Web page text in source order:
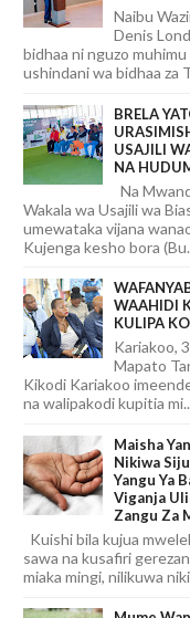
Naibu
Denis
bidhaa ni nguzo
ushindani wa bidhaa za
BRELA
USAJILI
NA
Na
Wakala wa Usajili wa
umewataka vijana
Kujenga kesho bora
WAAHIDI
KULIPA
Kariakoo,
Mapato
Kikodi Kariakoo
na walipakodi kupitia
Maisha
Nikiwa
Yangu Ya
Viganja
Zangu Za
Kuishi bila kujua
sawa na kusafiri
miaka mingi, nilikuwa